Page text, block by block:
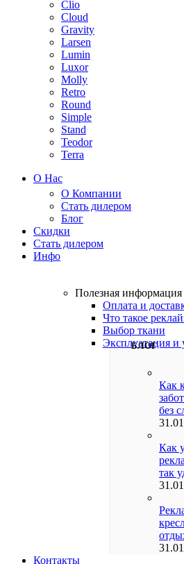
Clio
Cloud
Gravity
Larsen
Lumin
Luxor
Molly
Retro
Round
Simple
Stand
Teodor
Terra
О Нас
О Компании
Стать дилером
Блог
Скидки
Стать дилером
Инфо
Полезная информация
Оплата и
Что такое
Выбор ткани
Эксплуатация и
БЛОГ
Как
без
Как
так
Контакты